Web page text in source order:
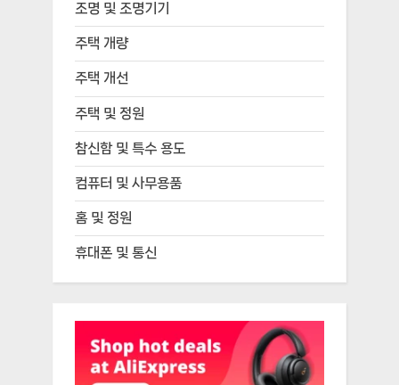
조명 및 조명기기
주택 개량
주택 개선
주택 및 정원
참신함 및 특수 용도
컴퓨터 및 사무용품
홈 및 정원
휴대폰 및 통신